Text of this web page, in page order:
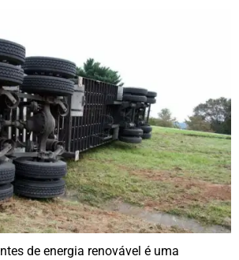
de energia renovável é uma